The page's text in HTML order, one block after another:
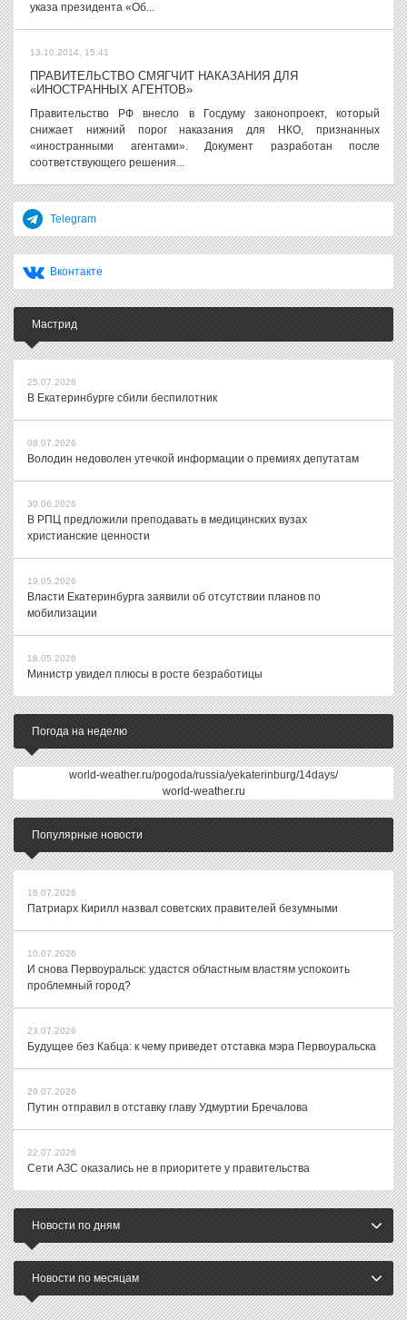
указа президента «Об...
13.10.2014, 15:41
ПРАВИТЕЛЬСТВО СМЯГЧИТ НАКАЗАНИЯ ДЛЯ
«ИНОСТРАННЫХ АГЕНТОВ»
Правительство РФ внесло в Госдуму законопроект, который
снижает нижний порог наказания для НКО, признанных
«иностранными агентами». Документ разработан после
соответствующего решения...
Telegram
Вконтакте
Мастрид
25.07.2026
В Екатеринбурге сбили беспилотник
08.07.2026
Володин недоволен утечкой информации о премиях депутатам
30.06.2026
В РПЦ предложили преподавать в медицинских вузах
христианские ценности
19.05.2026
Власти Екатеринбурга заявили об отсутствии планов по
мобилизации
18.05.2026
Министр увидел плюсы в росте безработицы
Погода на неделю
world-weather.ru/pogoda/russia/yekaterinburg/14days/
world-weather.ru
Популярные новости
16.07.2026
Патриарх Кирилл назвал советских правителей безумными
10.07.2026
И снова Первоуральск: удастся областным властям успокоить
проблемный город?
23.07.2026
Будущее без Кабца: к чему приведет отставка мэра Первоуральска
29.07.2026
Путин отправил в отставку главу Удмуртии Бречалова
22.07.2026
Сети АЗС оказались не в приоритете у правительства
Новости по дням
Новости по месяцам